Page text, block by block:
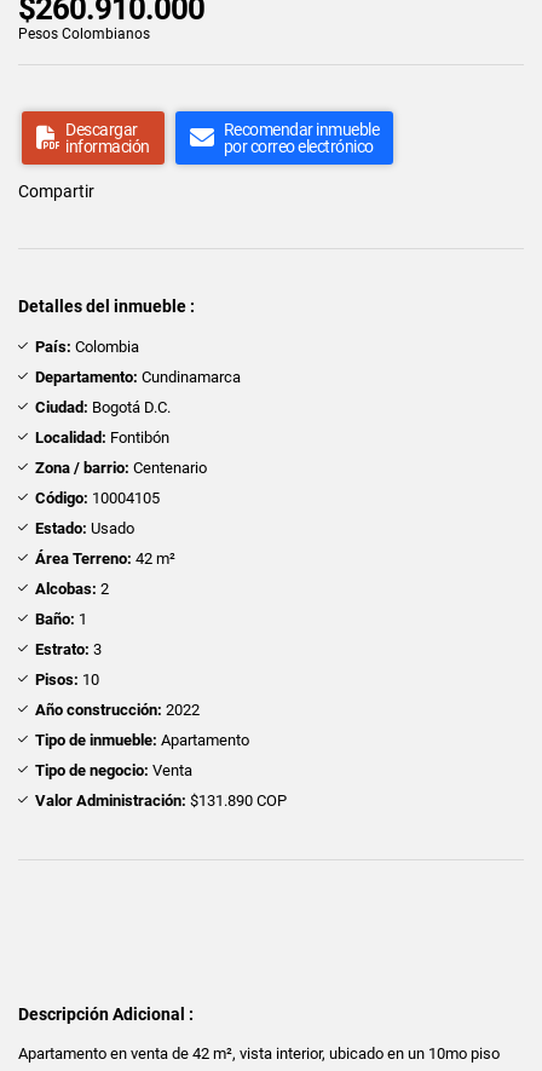
$260.910.000
Pesos Colombianos
Descargar
información
Recomendar inmueble
por correo electrónico
Compartir
Detalles del inmueble :
País: Colombia
Departamento: Cundinamarca
Ciudad: Bogotá D.C.
Localidad: Fontibón
Zona / barrio: Centenario
Código: 10004105
Estado: Usado
Área Terreno: 42 m²
Alcobas: 2
Baño: 1
Estrato: 3
Pisos: 10
Año construcción: 2022
Tipo de inmueble: Apartamento
Tipo de negocio: Venta
Valor Administración: $131.890 COP
Descripción Adicional :
Apartamento en venta de 42 m², vista interior, ubicado en un 10mo piso